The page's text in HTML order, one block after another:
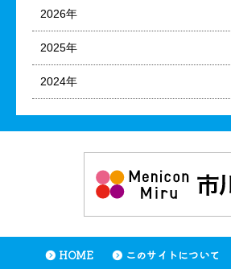
2026年
2025年
2024年
HOME このサイトについて